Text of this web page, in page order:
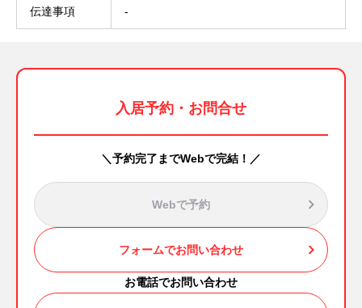
伝達事項 -
入居予約・お問合せ
＼予約完了までWebで完結！／
Webで予約
フォームでお問い合わせ
お電話でお問い合わせ